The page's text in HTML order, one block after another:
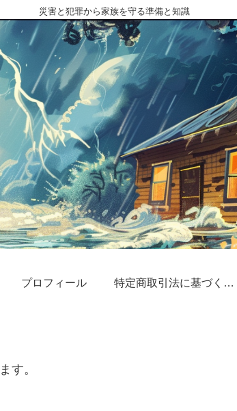
災害と犯罪から家族を守る準備と知識
プロフィール 特定商取引法に基づく表記
す。